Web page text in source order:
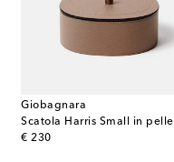
Giobagnara
Scatola Harris Small in pelle
€ 230
original price